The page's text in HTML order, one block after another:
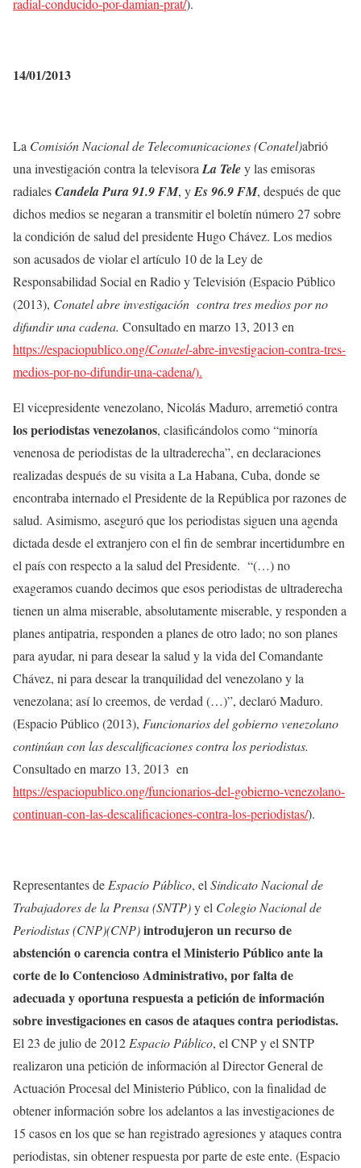
radial-conducido-por-damian-prat/).
14/01/2013
La Comisión Nacional de Telecomunicaciones (Conatel)abrió
una investigación contra la televisora La Teley las emisoras
radialesCandela Pura 91.9 FM, yEs 96.9 FM, después de que
dichos medios se negaran a transmitir el boletín número 27 sobre
la condición de salud del presidente Hugo Chávez. Los medios
son acusados de violar el artículo 10 de la Ley de
Responsabilidad Social en Radio y Televisión (Espacio Público
(2013), Conatel abre investigación contra tres medios por no
difundir una cadena. Consultado en marzo 13, 2013 en
https://espaciopublico.ong/Conatel-abre-investigacion-contra-tres-
medios-por-no-difundir-una-cadena/).
El vicepresidente venezolano, Nicolás Maduro, arremetió contra
los periodistas venezolanos, clasificándolos como “minoría
venenosa de periodistas de la ultraderecha”, en declaraciones
realizadas después de su visita a La Habana, Cuba, donde se
encontraba internado el Presidente de la República por razones de
salud. Asimismo, aseguró que los periodistas siguen una agenda
dictada desde el extranjero con el fin de sembrar incertidumbre en
el país con respecto a la salud del Presidente. “(…) no
exageramos cuando decimos que esos periodistas de ultraderecha
tienen un alma miserable, absolutamente miserable, y responden a
planes antipatria, responden a planes de otro lado; no son planes
para ayudar, ni para desear la salud y la vida del Comandante
Chávez, ni para desear la tranquilidad del venezolano y la
venezolana; así lo creemos, de verdad (…)”, declaró Maduro.
(Espacio Público (2013), Funcionarios del gobierno venezolano
continúan con las descalificaciones contra los periodistas.
Consultado en marzo 13, 2013 en
https://espaciopublico.ong/funcionarios-del-gobierno-venezolano-
continuan-con-las-descalificaciones-contra-los-periodistas/).
Representantes de Espacio Público, el Sindicato Nacional de
Trabajadores de la Prensa (SNTP)y el Colegio Nacional de
Periodistas (CNP)(CNP)introdujeron un recurso de
abstención o carencia contra el Ministerio Público ante la
corte de lo Contencioso Administrativo, por falta de
adecuada y oportuna respuesta a petición de información
sobre investigaciones en casos de ataques contra periodistas.
El 23 de julio de 2012 Espacio Público, el CNP y el SNTP
realizaron una petición de información al Director General de
Actuación Procesal del Ministerio Público, con la finalidad de
obtener información sobre los adelantos a las investigaciones de
15 casos en los que se han registrado agresiones y ataques contra
periodistas, sin obtener respuesta por parte de este ente. (Espacio